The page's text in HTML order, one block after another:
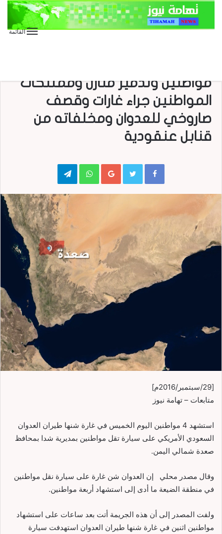
القائمة
مواطنين وتدمير منازل وممتلكات
المواطنين جراء غارات وقصف
صاروخي للعدوان ومخلفاته من
قنابل عنقودية
Google+
WhatsApp
Telegram
[29/سبتمبر/2016م]
متابعات – تهامة نيوز
استشهد 4 مواطنين اليوم الخميس في غارة شنها طيران العدوان
السعودي الأمريكي على سيارة تقل مواطنين بمديرية شدا بمحافظ
صعدة شمالي اليمن.
وقال مصدر محلي إن العدوان شن غارة على سيارة نقل مواطنين
في منطقة الضيعة ما أدى إلى استشهاد أربعة مواطنين.
ولفت المصدر إلى أن هذه الجريمة أتت بعد ساعات على استشهاد
مواطنين اثنين في غارة شنها طيران العدوان استهدفت سيارة